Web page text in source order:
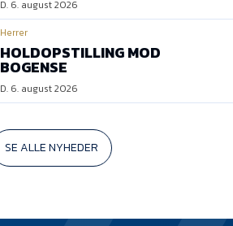
D. 6. august 2026
Herrer
HOLDOPSTILLING MOD
BOGENSE
D. 6. august 2026
SE ALLE NYHEDER